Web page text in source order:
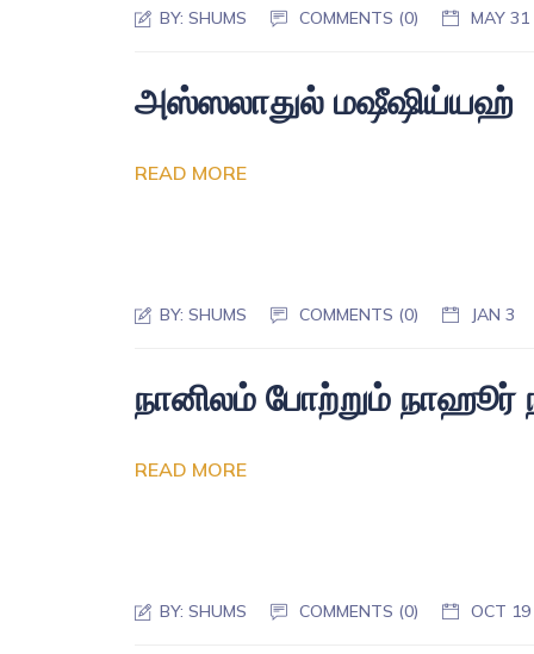
BY:SHUMS COMMENTS (0) MAY 31
அஸ்ஸலாதுல் மஷீஷிய்யஹ்
READ MORE
BY:SHUMS COMMENTS (0) JAN 3
நானிலம் போற்றும் நாஹூர்
READ MORE
BY:SHUMS COMMENTS (0) OCT 19